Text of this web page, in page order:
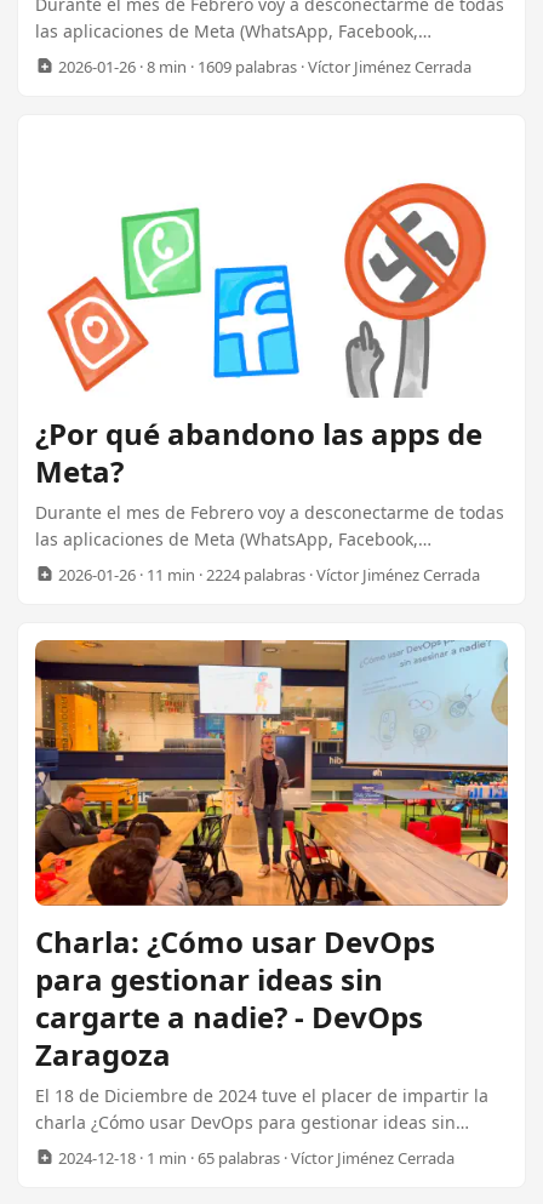
las aplicaciones de Meta (WhatsApp, Facebook,
Instagram, Threads…). En este artículo cuento qué
alternativas voy a usar, y qué dificultades preveo. En
Mastodon (EN) @captaingolo@que.pasa.co Bluesky (EN)
@captaingolo.net Bluesky (ES) @capitangolo.net Pixelfed
@capitangolo@luzeed.org YouTube @capitangolo.net
Relacionado: ...
2026-01-26 · 8 min · 1609 palabras · Víctor Jiménez Cerrada
¿Por qué abandono las apps de
Meta?
Durante el mes de Febrero voy a desconectarme de todas
las aplicaciones de Meta (WhatsApp, Facebook,
Instagram, Threads…). En este artículo cuento por qué he
tomado esta decisión. En resumen, lo hago por
alternativas mejores. Relacionado: ¿Cómo voy a
abandonar las apps de Meta? Capitangolo.net ¿Por qué
ahora?: El auge del tecnofeudalismo Una de las ventajas
de acudir a eventos tecnológicos es que te enteras de las
tendencias y puedes anticiparte a los cambios. ...
2026-01-26 · 11 min · 2224 palabras · Víctor Jiménez Cerrada
Charla: ¿Cómo usar DevOps
para gestionar ideas sin
cargarte a nadie? - DevOps
Zaragoza
El 18 de Diciembre de 2024 tuve el placer de impartir la
charla ¿Cómo usar DevOps para gestionar ideas sin
cargarte a nadie? en el DevOps Zaragoza. Si no pudiste
2024-12-18 · 1 min · 65 palabras · Víctor Jiménez Cerrada